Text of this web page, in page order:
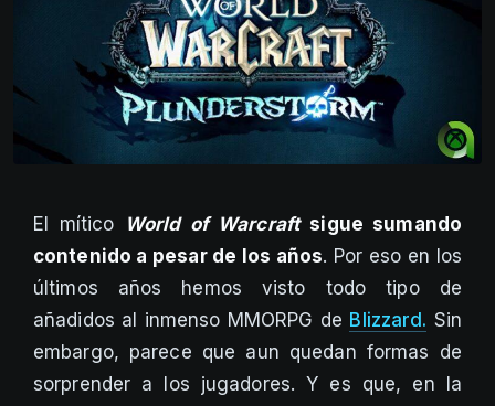
El mítico World of Warcraft sigue sumando
contenido a pesar de los años. Por eso en los
últimos años hemos visto todo tipo de
añadidos al inmenso MMORPG de Blizzard. Sin
embargo, parece que aun quedan formas de
sorprender a los jugadores. Y es que, en la